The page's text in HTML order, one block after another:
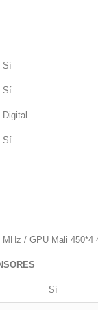
Sí
Sí
Digital
Sí
MHz / GPU Mali 450*4
Sí